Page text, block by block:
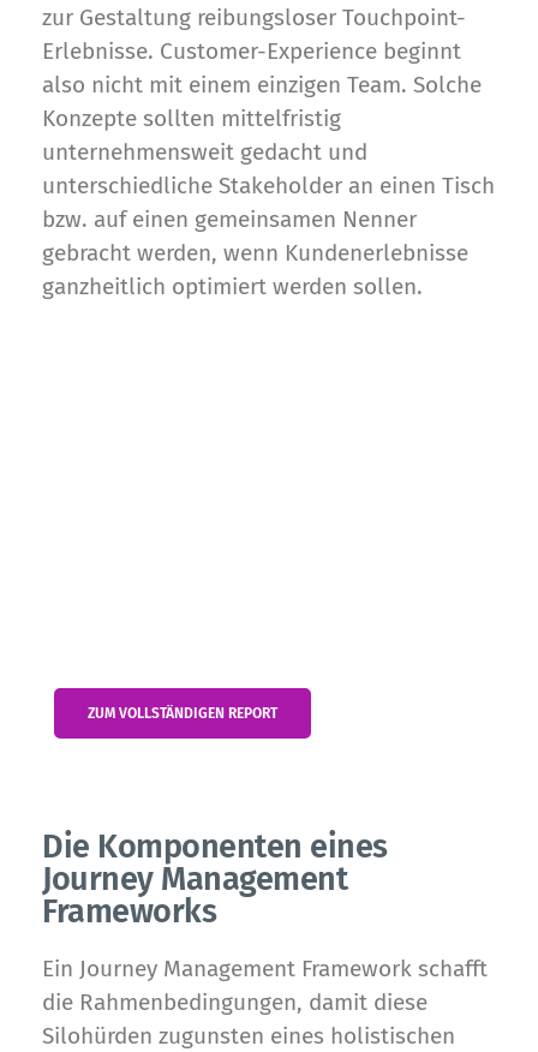
zur Gestaltung reibungsloser Touchpoint-
Erlebnisse. Customer-Experience beginnt
also nicht mit einem einzigen Team. Solche
Konzepte sollten mittelfristig
unternehmensweit gedacht und
unterschiedliche Stakeholder an einen Tisch
bzw. auf einen gemeinsamen Nenner
gebracht werden, wenn Kundenerlebnisse
ganzheitlich optimiert werden sollen.
ZUM VOLLSTÄNDIGEN REPORT
Die Komponenten eines
Journey Management
Frameworks
Ein Journey Management Framework schafft
die Rahmenbedingungen, damit diese
Silohürden zugunsten eines holistischen